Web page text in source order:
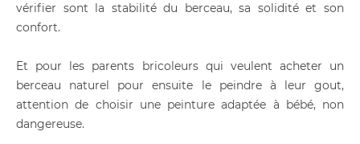
vérifier sont la stabilité du berceau, sa solidité et son
confort.
Et pour les parents bricoleurs qui veulent acheter un
berceau naturel pour ensuite le peindre à leur gout,
attention de choisir une peinture adaptée à bébé, non
dangereuse.